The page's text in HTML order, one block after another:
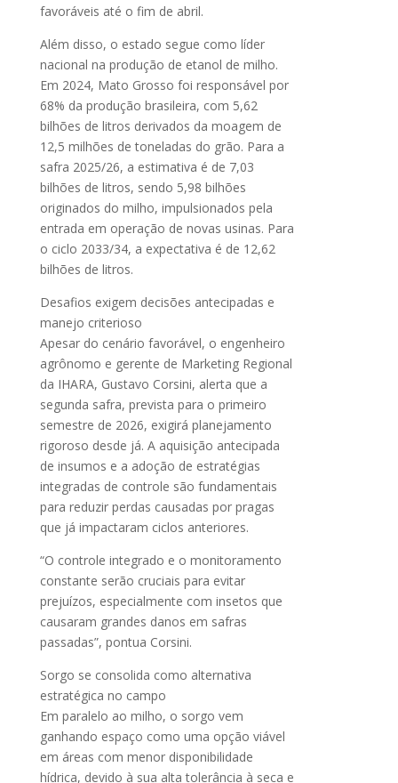
favoráveis até o fim de abril.
Além disso, o estado segue como líder
nacional na produção de etanol de milho.
Em 2024, Mato Grosso foi responsável por
68% da produção brasileira, com 5,62
bilhões de litros derivados da moagem de
12,5 milhões de toneladas do grão. Para a
safra 2025/26, a estimativa é de 7,03
bilhões de litros, sendo 5,98 bilhões
originados do milho, impulsionados pela
entrada em operação de novas usinas. Para
o ciclo 2033/34, a expectativa é de 12,62
bilhões de litros.
Desafios exigem decisões antecipadas e
manejo criterioso
Apesar do cenário favorável, o engenheiro
agrônomo e gerente de Marketing Regional
da IHARA, Gustavo Corsini, alerta que a
segunda safra, prevista para o primeiro
semestre de 2026, exigirá planejamento
rigoroso desde já. A aquisição antecipada
de insumos e a adoção de estratégias
integradas de controle são fundamentais
para reduzir perdas causadas por pragas
que já impactaram ciclos anteriores.
“O controle integrado e o monitoramento
constante serão cruciais para evitar
prejuízos, especialmente com insetos que
causaram grandes danos em safras
passadas”, pontua Corsini.
Sorgo se consolida como alternativa
estratégica no campo
Em paralelo ao milho, o sorgo vem
ganhando espaço como uma opção viável
em áreas com menor disponibilidade
hídrica, devido à sua alta tolerância à seca e